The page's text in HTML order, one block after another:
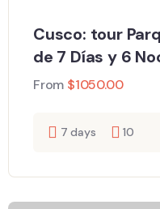
Cusco: tour
de 7 Días y 6
From $1050.00
7 days 10